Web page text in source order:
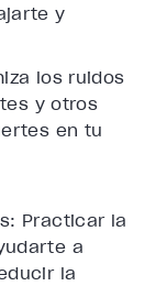
y
los ruidos
y otros
en tu
Practicar la
a
la